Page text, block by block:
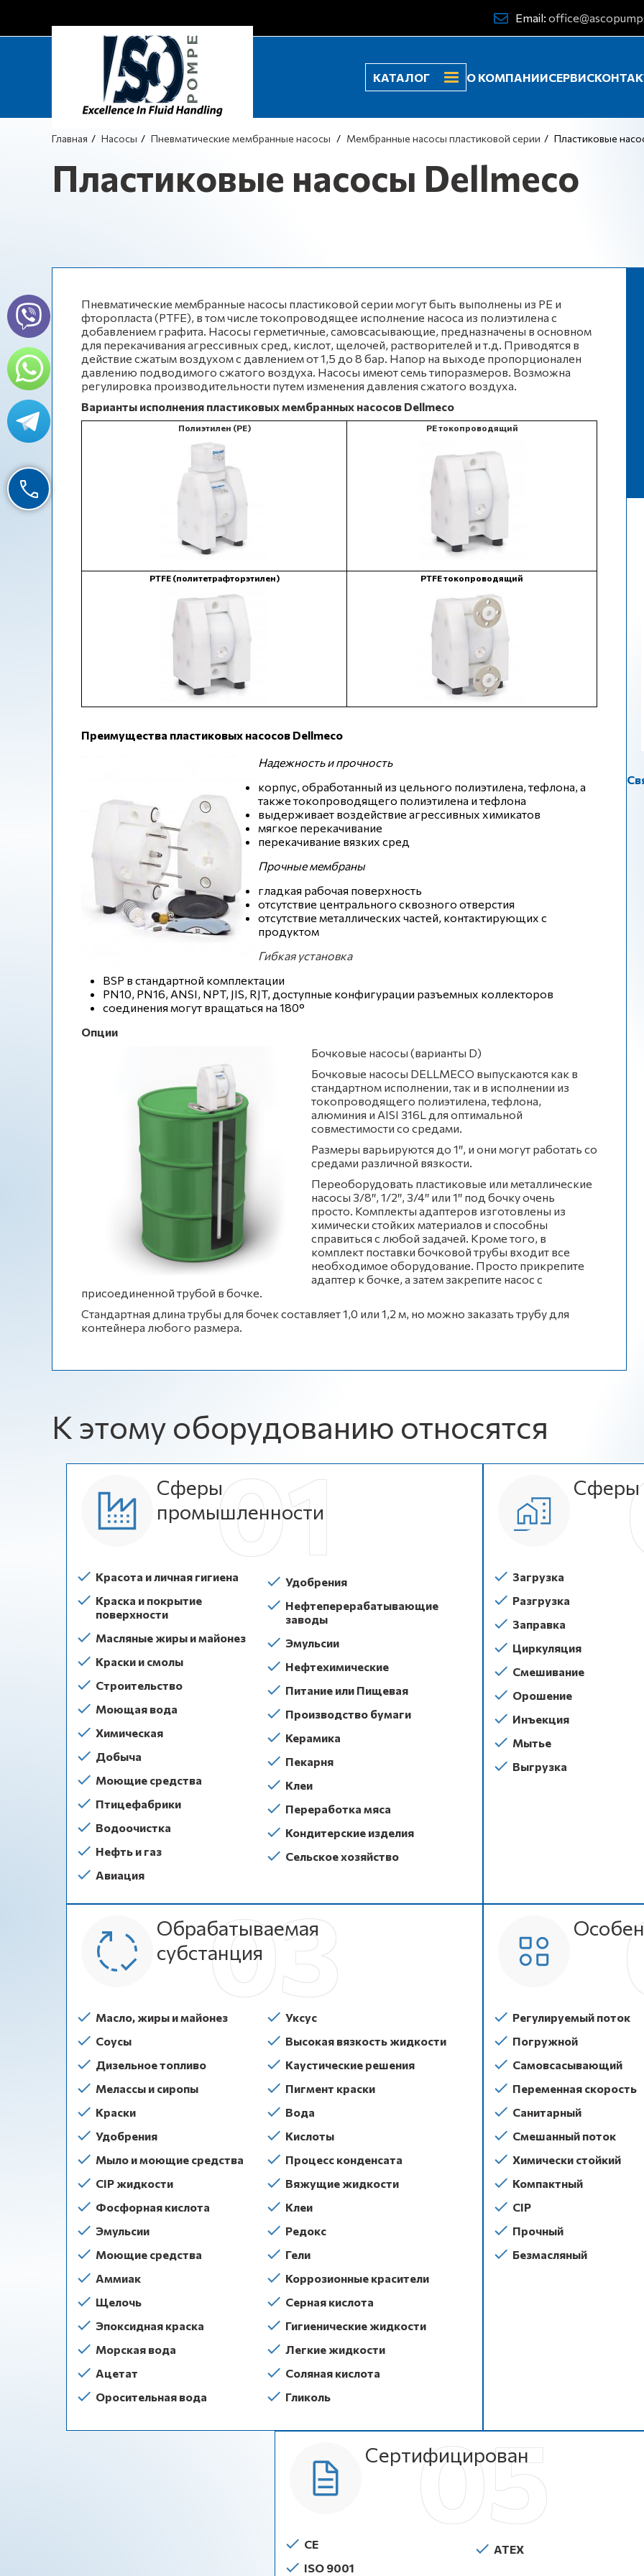
Email:
КАТАЛОГ О КОМПАНИИСЕРВИС
Главная Насосы Пневматические мембранные насосы Мембранные насосы пластиковой серии Пластиковые
Пластиковые насосы Dellmeco
Пневматические мембранные насосы пластиковой серии могут быть выполнены из РЕ и
фторопласта (PTFE), в том числе токопроводящее исполнение насоса из полиэтилена с
добавлением графита. Насосы герметичные, самовсасывающие, предназначены в основном
для перекачивания агрессивных сред, кислот, щелочей, растворителей и т.д. Приводятся в
действие сжатым воздухом с давлением от 1,5 до 8 бар. Напор на выходе пропорционален
давлению подводимого сжатого воздуха. Насосы имеют семь типоразмеров. Возможна
регулировка производительности путем изменения давления сжатого воздуха.
Варианты исполнения пластиковых мембранных насосов Dellmeco
Полиэтилен (РЕ) PE токопроводящий
PTFE (политетрафторэтилен) PTFE токопроводящий
Преимущества пластиковых насосов Dellmeco
Надежность и прочность
корпус, обработанный из цельного полиэтилена, тефлона, а
также токопроводящего полиэтилена и тефлона
выдерживает воздействие агрессивных химикатов
мягкое перекачивание
перекачивание вязких сред
Прочные мембраны
гладкая рабочая поверхность
отсутствие центрального сквозного отверстия
отсутствие металлических частей, контактирующих с
продуктом
Гибкая установка
BSP в стандартной комплектации
PN10, PN16, ANSI, NPT, JIS, RJT, доступные конфигурации разъемных коллекторов
соединения могут вращаться на 180°
Опции
Бочковые насосы (варианты D)
Бочковые насосы DELLMECO выпускаются как в
стандартном исполнении, так и в исполнении из
токопроводящего полиэтилена, тефлона,
алюминия и AISI 316L для оптимальной
совместимости со средами.
Размеры варьируются до 1″, и они могут работать со
средами различной вязкости.
Переоборудовать пластиковые или металлические
насосы 3/8″, 1/2″, 3/4″ или 1″ под бочку очень
просто. Комплекты адаптеров изготовлены из
химически стойких материалов и способны
справиться с любой задачей. Кроме того, в
комплект поставки бочковой трубы входит все
необходимое оборудование. Просто прикрепите
адаптер к бочке, а затем закрепите насос с
присоединенной трубой в бочке.
Стандартная длина трубы для бочек составляет 1,0 или 1,2 м, но можно заказать трубу для
контейнера любого размера.
К этому оборудованию относятся
Сферы
промышленности
Красота и личная гигиена
Краска и покрытие
поверхности
Масляные жиры и майонез
Краски и смолы
Строительство
Моющая вода
Химическая
Добыча
Моющие средства
Птицефабрики
Водоочистка
Нефть и газ
Авиация
Удобрения
Нефтеперерабатывающие
заводы
Эмульсии
Нефтехимические
Питание или Пищевая
Производство бумаги
Керамика
Пекарня
Клеи
Переработка мяса
Кондитерские изделия
Сельское хозяйство
Сферы
Загрузка
Разгрузка
Заправка
Циркуляция
Смешивание
Орошение
Инъекция
Мытье
Выгрузка
Обрабатываемая
субстанция
Масло, жиры и майонез
Соусы
Дизельное топливо
Мелассы и сиропы
Краски
Удобрения
Мыло и моющие средства
CIP жидкости
Фосфорная кислота
Эмульсии
Моющие средства
Аммиак
Щелочь
Эпоксидная краска
Морская вода
Ацетат
Оросительная вода
Уксус
Высокая вязкость жидкости
Каустические решения
Пигмент краски
Вода
Кислоты
Процесс конденсата
Вяжущие жидкости
Клеи
Редокс
Гели
Коррозионные красители
Серная кислота
Гигиенические жидкости
Легкие жидкости
Соляная кислота
Гликоль
Регулируемый поток
Погружной
Самовсасывающий
Переменная скорость
Санитарный
Смешанный поток
Химически стойкий
Компактный
CIP
Прочный
Безмасляный
Сертифицирован
CE
ISO 9001
ATEX